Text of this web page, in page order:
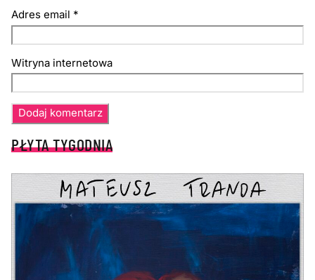
Adres email *
Witryna internetowa
PŁYTA TYGODNIA